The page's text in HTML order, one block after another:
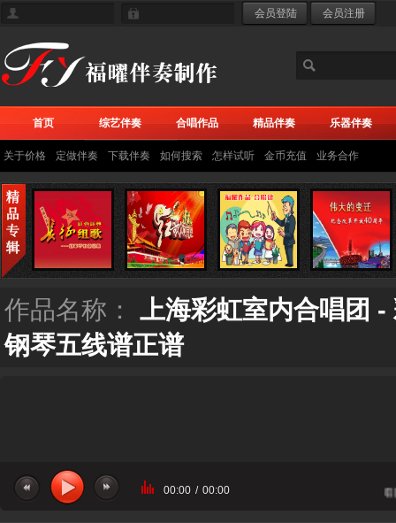
首页 综艺伴奏 合唱作品 精品伴奏 乐器伴奏
关于价格 定做伴奏 下载伴奏 如何搜索 怎样试听 金币充值 业务合作
作品名称： 上海彩虹室内合唱团
钢琴五线谱正谱
当前曲目：上海彩虹室内合唱
00:00 / 00:00